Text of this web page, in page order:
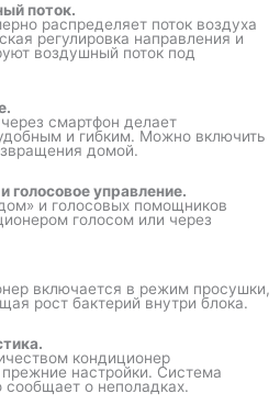
поток.
распределяет поток воздуха
регулировка направления и
воздушный поток под
смартфон делает
и гибким. Можно включить
домой.
голосовое управление.
и голосовых помощников
голосом или через
включается в режим просушки,
рост бактерий внутри блока.
кондиционер
настройки. Система
сообщает о неполадках.